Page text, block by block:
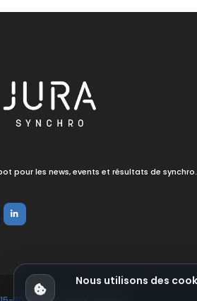
pour les news, events et résultats de synchro.
Nous utilisons des